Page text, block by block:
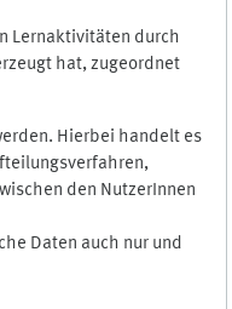
Lernaktivitäten durch
hat, zugeordnet
Hierbei handelt es
den NutzerInnen
Daten auch nur und